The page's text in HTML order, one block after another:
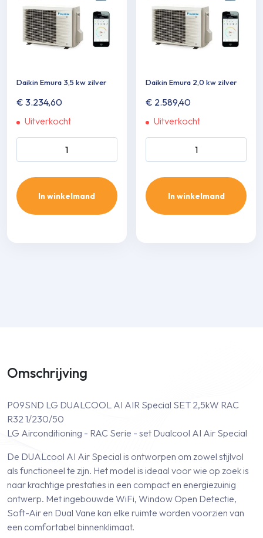
Daikin Emura 3,5 kw zilver
€ 3.234,60
Uitverkocht
Daikin Emura 3,5 kw zilver
aantal
In winkelmand
Daikin Emura 2,0 kw zilver
€ 2.589,40
Uitverkocht
Daikin Emura 2,0 kw zilver
aantal
In winkelmand
Omschrijving
P09SND LG DUALCOOL AI AIR Special SET 2,5kW RAC
R32 1/230/50
LG Airconditioning - RAC Serie - set Dualcool AI Air Special
De DUALcool AI Air Special is ontworpen om zowel stijlvol
als functioneel te zijn. Het model is ideaal voor wie op zoek is
naar krachtige prestaties in een compact en energiezuinig
ontwerp. Met ingebouwde WiFi, Window Open Detectie,
Soft-Air en Dual Vane kan elke ruimte worden voorzien van
een comfortabel binnenklimaat.